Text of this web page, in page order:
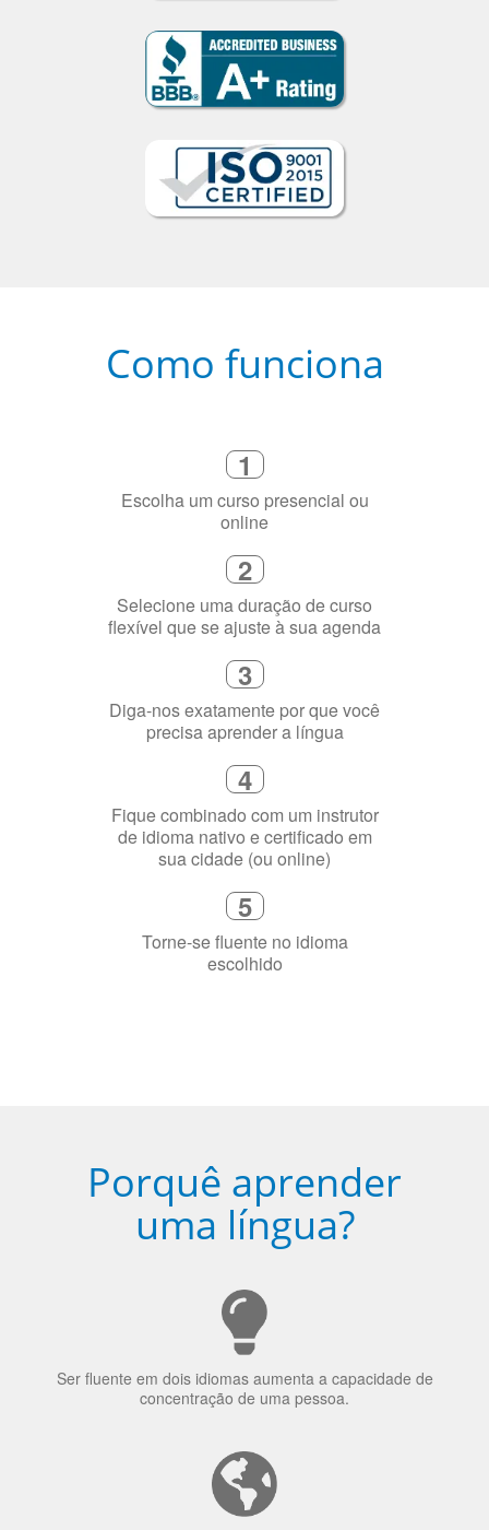
1
Escolha um curso presencial ou
online
2
Selecione uma duração de curso
flexível que se ajuste à sua agenda
3
Diga-nos exatamente por que você
precisa aprender a língua
4
Fique combinado com um instrutor
de idioma nativo e certificado em
sua cidade (ou online)
5
Porquê aprender
uma língua?
concentração de uma pessoa.